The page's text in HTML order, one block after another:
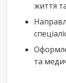
життя
та